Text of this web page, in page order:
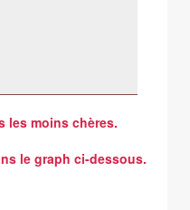
les moins chères.
le graph ci-dessous.